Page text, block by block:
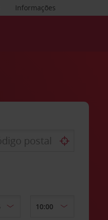
Informações